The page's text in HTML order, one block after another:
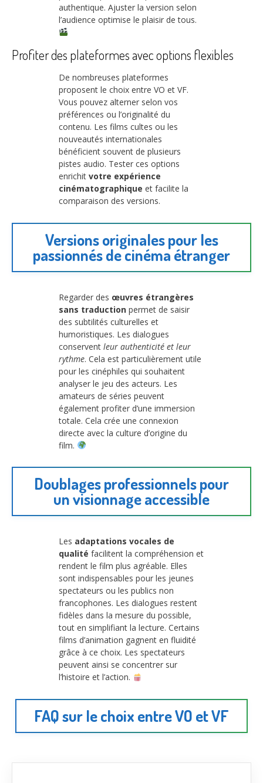
authentique. Ajuster la version selon
l’audience optimise le plaisir de tous.
Profiter des plateformes avec options flexibles
De nombreuses plateformes
proposent le choix entre VO et VF.
Vous pouvez alterner selon vos
préférences ou l’originalité du
contenu. Les films cultes ou les
nouveautés internationales
bénéficient souvent de plusieurs
pistes audio. Tester ces options
enrichit votre expérience
cinématographique et facilite la
comparaison des versions.
Versions originales pour les
passionnés de cinéma étranger
Regarder des œuvres étrangères
sans traduction permet de saisir
des subtilités culturelles et
humoristiques. Les dialogues
conservent leur authenticité et leur
rythme. Cela est particulièrement utile
pour les cinéphiles qui souhaitent
analyser le jeu des acteurs. Les
amateurs de séries peuvent
également profiter d’une immersion
totale. Cela crée une connexion
directe avec la culture d’origine du
film.
Doublages professionnels pour
un visionnage accessible
Les adaptations vocales de
qualité facilitent la compréhension et
rendent le film plus agréable. Elles
sont indispensables pour les jeunes
spectateurs ou les publics non
francophones. Les dialogues restent
fidèles dans la mesure du possible,
tout en simplifiant la lecture. Certains
films d’animation gagnent en fluidité
grâce à ce choix. Les spectateurs
peuvent ainsi se concentrer sur
l’histoire et l’action.
FAQ sur le choix entre VO et VF